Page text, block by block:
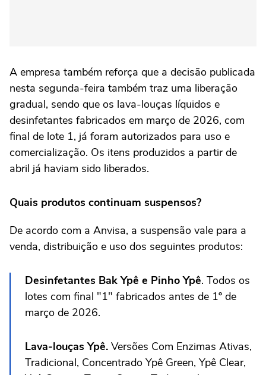
A empresa também reforça que a decisão publicada
nesta segunda-feira também traz uma liberação
gradual, sendo que os lava-louças líquidos e
desinfetantes fabricados em março de 2026, com
final de lote 1, já foram autorizados para uso e
comercialização. Os itens produzidos a partir de
abril já haviam sido liberados.
Quais produtos continuam suspensos?
De acordo com a Anvisa, a suspensão vale para a
venda, distribuição e uso dos seguintes produtos:
Desinfetantes Bak Ypê e Pinho Ypê. Todos os
lotes com final "1" fabricados antes de 1º de
março de 2026.
Lava-louças Ypê. Versões Com Enzimas Ativas,
Tradicional, Concentrado Ypê Green, Ypê Clear,